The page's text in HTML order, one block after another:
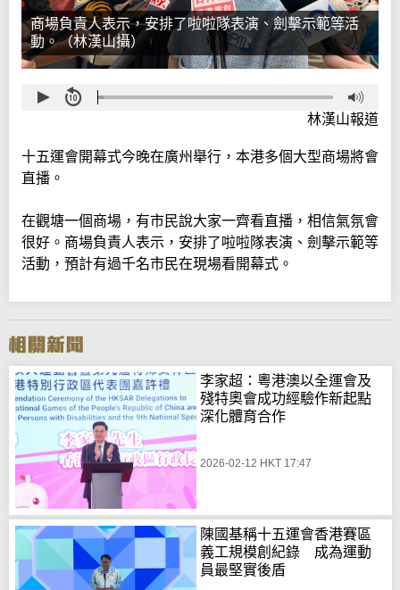
商場負責人表示，安排了啦啦隊表演、劍擊示範等活
動。（林漢山攝）
林漢山報道
十五運會開幕式今晚在廣州舉行，本港多個大型商場將會
直播。
在觀塘一個商場，有市民說大家一齊看直播，相信氣氛會
很好。商場負責人表示，安排了啦啦隊表演、劍擊示範等
活動，預計有過千名市民在現場看開幕式。
李家超：粵港澳以全運會及
殘特奧會成功經驗作新起點
深化體育合作
2026-02-12 HKT 17:47
陳國基稱十五運會香港賽區
義工規模創紀錄 成為運動
員最堅實後盾